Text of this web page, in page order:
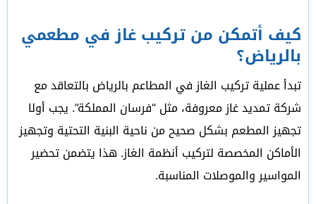
كيف أتمكن من تركيب غاز في مطعمي
بالرياض؟
تبدأ عملية تركيب الغاز في المطاعم بالرياض بالتعاقد مع
شركة تمديد غاز معروفة، مثل “فرسان المملكة”. يجب أولا
تجهيز المطعم بشكل صحيح من ناحية البنية التحتية وتجهيز
الأماكن المخصصة لتركيب أنظمة الغاز. هذا يتضمن تحضير
المواسير والموصلات المناسبة.